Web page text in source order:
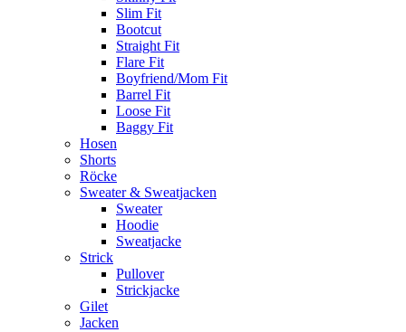
Slim Fit
Bootcut
Straight Fit
Flare Fit
Boyfriend/Mom Fit
Barrel Fit
Loose Fit
Baggy Fit
Hosen
Shorts
Röcke
Sweater & Sweatjacken
Sweater
Hoodie
Sweatjacke
Strick
Pullover
Strickjacke
Gilet
Jacken